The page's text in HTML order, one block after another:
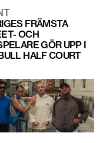
FRÄMSTA
OCH
GÖR UPP I
HALF COURT